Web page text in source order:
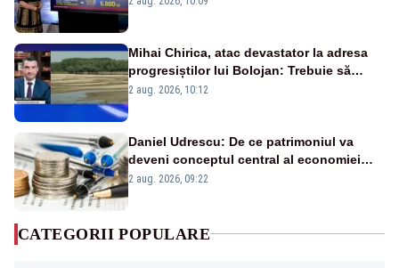
Mihai Chirica, atac devastator la adresa
progresiștilor lui Bolojan: Trebuie să
protejăm și natura, dar nu șținem omaneii
2 aug. 2026, 10:12
Daniel Udrescu: De ce patrimoniul va
deveni conceptul central al economiei
viitoare?
2 aug. 2026, 09:22
CATEGORII POPULARE